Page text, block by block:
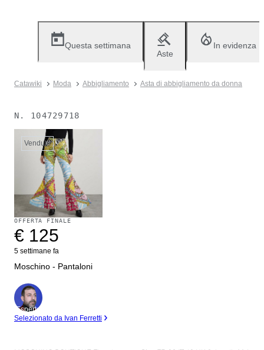
Questa settimana
Aste
In evidenza
Catawiki Moda Abbigliamento Asta di abbigliamento da donna
N. 104729718
Venduto
OFFERTA FINALE
€ 125
5 settimane fa
Moschino - Pantaloni
Esperto
Selezionato da Ivan Ferretti